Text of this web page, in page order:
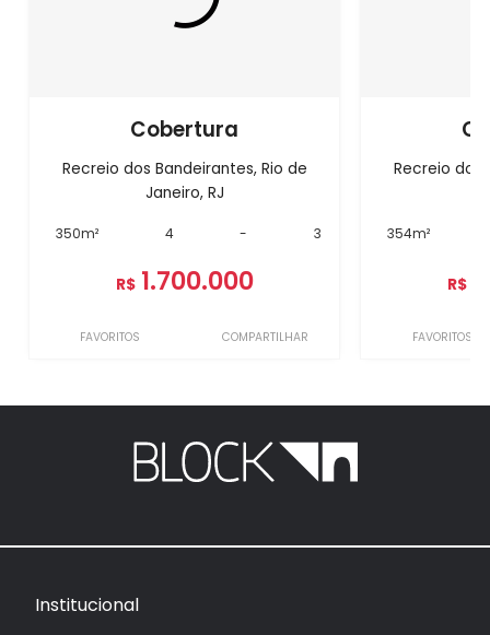
Cobertura
Recreio dos Bandeirantes, Rio de
Janeiro, RJ
350m² 4 - 3
R$ 1.700.000
FAVORITOS COMPARTILHAR
Recreio dos
354m²
R$
FAVORITOS
Institucional